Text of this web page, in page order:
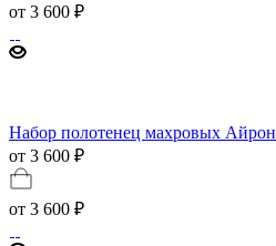
от 3 600 ₽
Набор полотенец махровых Айрон
от 3 600 ₽
от 3 600 ₽